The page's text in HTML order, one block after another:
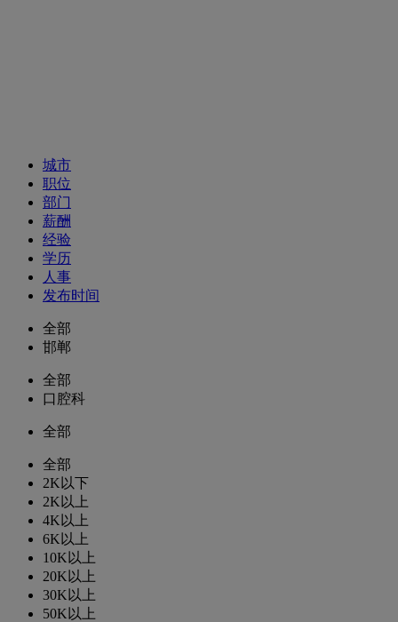
城市
职位
部门
薪酬
经验
学历
人事
发布时间
全部
邯郸
全部
口腔科
全部
全部
2K以下
2K以上
4K以上
6K以上
10K以上
20K以上
30K以上
50K以上